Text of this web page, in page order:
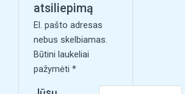
atsiliepimą
El. pašto adresas
nebus skelbiamas.
Būtini laukeliai
pažymėti*